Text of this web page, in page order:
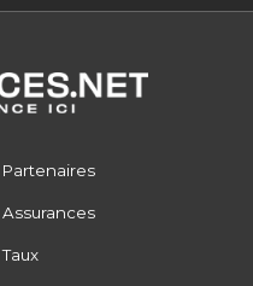
Partenaires
Assurances
Taux